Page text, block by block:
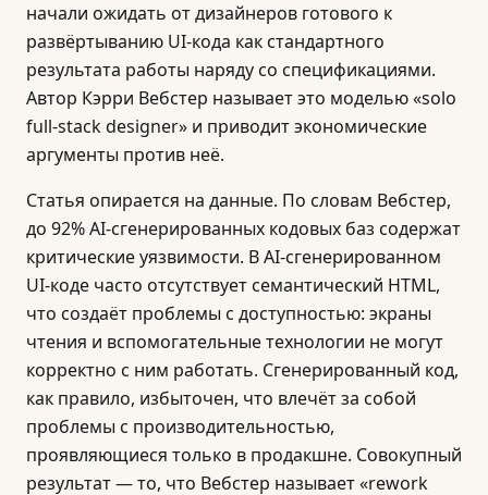
начали ожидать от дизайнеров готового к
развёртыванию UI-кода как стандартного
результата работы наряду со спецификациями.
Автор Кэрри Вебстер называет это моделью «solo
full-stack designer» и приводит экономические
аргументы против неё.
Статья опирается на данные. По словам Вебстер,
до 92% AI-сгенерированных кодовых баз содержат
критические уязвимости. В AI-сгенерированном
UI-коде часто отсутствует семантический HTML,
что создаёт проблемы с доступностью: экраны
чтения и вспомогательные технологии не могут
корректно с ним работать. Сгенерированный код,
как правило, избыточен, что влечёт за собой
проблемы с производительностью,
проявляющиеся только в продакшне. Совокупный
результат — то, что Вебстер называет «rework